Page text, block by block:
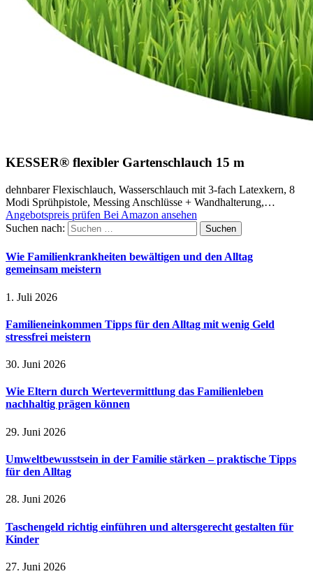
KESSER® flexibler Gartenschlauch 15 m
dehnbarer Flexischlauch, Wasserschlauch mit 3-fach Latexkern, 8
Modi Sprühpistole, Messing Anschlüsse + Wandhalterung,…
Angebotspreis prüfen Bei Amazon ansehen
Suchen nach:
Wie Familienkrankheiten bewältigen und den Alltag
gemeinsam meistern
1. Juli 2026
Familieneinkommen Tipps für den Alltag mit wenig Geld
stressfrei meistern
30. Juni 2026
Wie Eltern durch Wertevermittlung das Familienleben
nachhaltig prägen können
29. Juni 2026
Umweltbewusstsein in der Familie stärken – praktische Tipps
für den Alltag
28. Juni 2026
Taschengeld richtig einführen und altersgerecht gestalten für
Kinder
27. Juni 2026